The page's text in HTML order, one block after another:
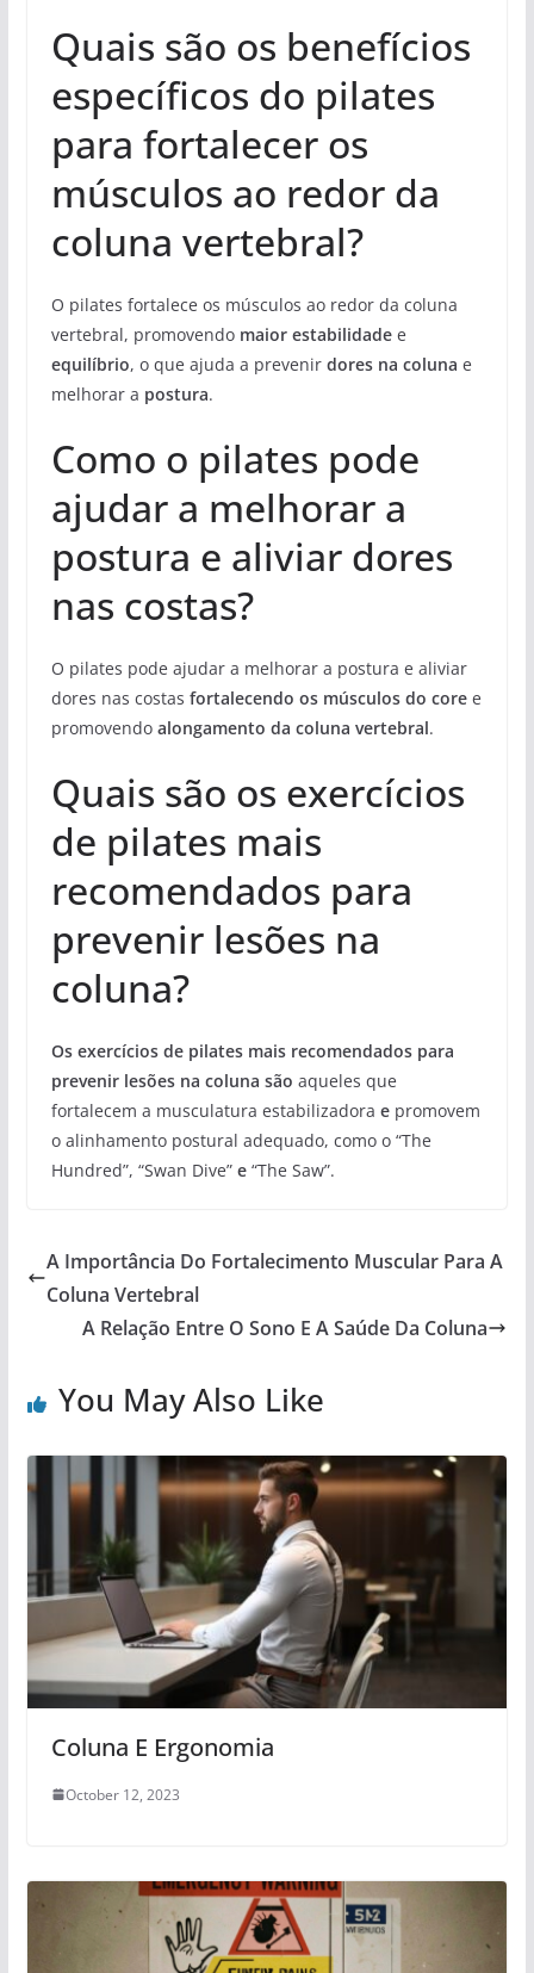
Quais são os benefícios
específicos do pilates
para fortalecer os
músculos ao redor da
coluna vertebral?
O pilates fortalece os músculos ao redor da coluna
vertebral, promovendo maior estabilidadee
equilíbrio, o que ajuda a prevenir dores na coluna e
melhorar a postura.
Como o pilates pode
ajudar a melhorar a
postura e aliviar dores
nas costas?
O pilates pode ajudar a melhorar a postura e aliviar
dores nas costas fortalecendo os músculos do coree
promovendo alongamento da coluna vertebral.
Quais são os exercícios
de pilates mais
recomendados para
prevenir lesões na
coluna?
Os exercícios de pilates mais recomendados para
prevenir lesões na coluna são aqueles que
fortalecem a musculatura estabilizadora epromovem
o alinhamento postural adequado, como o “The
Hundred”, “Swan Dive” e“The Saw”.
A Importância Do Fortalecimento Muscular Para A
Coluna Vertebral
A Relação Entre O Sono E A Saúde Da Coluna
You May Also Like
Coluna E Ergonomia
October 12, 2023